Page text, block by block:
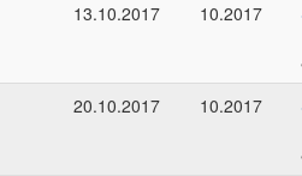
13.10.2017
10.2017
20.10.2017
10.2017